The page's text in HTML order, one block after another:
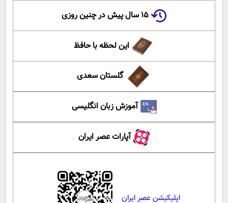
۱۵ سال پیش در چنین روزی
این لحظه با حافظ
گلستان سعدی
آموزش زبان انگلیسی
آپارات عصر ایران
اپلیکیشن عصر ایران